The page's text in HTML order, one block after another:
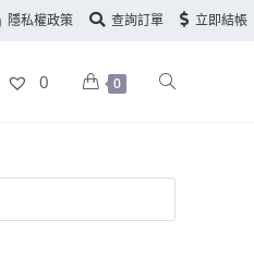
隱私權政策 查詢訂單 立即結帳
0 0